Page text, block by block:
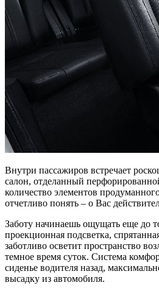
Внутри пассажиров встречает
салон, отделанный
количество элементов
отчетливо понять – о Вас
Заботу начинаешь ощущать еще до
проекционная подсветка,
заботливо осветит пространство
темное время суток. Система
сиденье водителя назад,
высадку из автомобиля.